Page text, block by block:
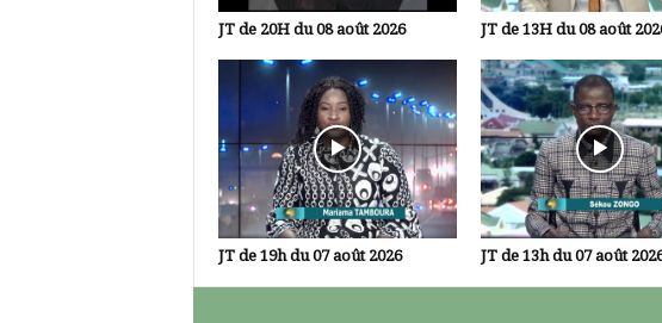
JT de 20H du 08 août 2026 JT de 13H du 08 août
JT de 19h du 07 août 2026 JT de 13h du 07 août